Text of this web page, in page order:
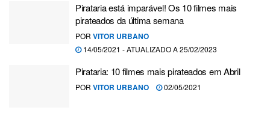
Pirataria está imparável! Os 10 filmes mais
pirateados da última semana
POR VITOR URBANO
14/05/2021 - ATUALIZADO A 25/02/2023
Pirataria: 10 filmes mais pirateados em Abril
POR VITOR URBANO 02/05/2021